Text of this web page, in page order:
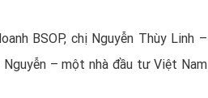
BSOP, chị Nguyễn Thùy Linh –
Nguyễn – một nhà đầu tư Việt Nam